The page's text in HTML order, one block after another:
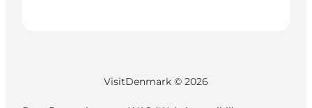
VisitDenmark © 2026